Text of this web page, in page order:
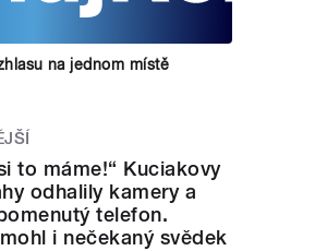
na jednom místě
to máme!“ Kuciakovy
odhalily kamery a
telefon.
i nečekaný svědek